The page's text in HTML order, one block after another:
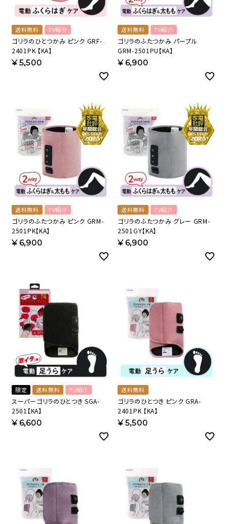
送料無料 TV紹介
ゴリラのひとつかみ ピンク GRF-
2401PK 【KA】
¥5,500
送料無料 TV紹介
ゴリラのふたつかみ パープル
GRM-2501PU【KA】
¥6,900
送料無料 TV紹介
ゴリラのふたつかみ ピンク GRM-
2501PK【KA】
¥6,900
送料無料 TV紹介
ゴリラのふたつかみ グレー GRM-
2501GY【KA】
¥6,900
限定 送料無料 TV紹介
スーパーゴリラのひとつき SGA-
2501【KA】
¥6,600
送料無料
ゴリラのひとつき ピンク GRA-
2401PK 【KA】
¥5,500